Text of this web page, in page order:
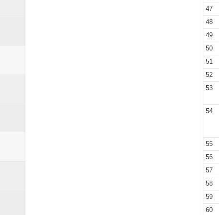
47
48
49
50
51
52
53
54
55
56
57
58
59
60